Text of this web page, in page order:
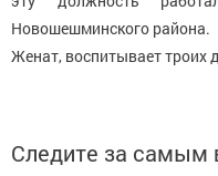
Новошешминского района.
Женат, воспитывает троих
Следите за